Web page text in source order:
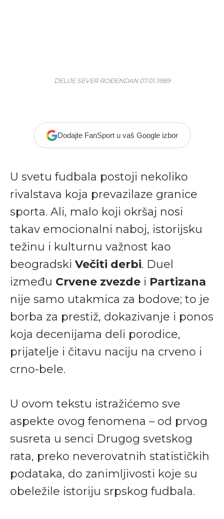
DELIJE SEVER ROĐENDAN 07.01.1989
Dodajte FanSport u vaš Google izbor
U svetu fudbala postoji nekoliko
rivalstava koja prevazilaze granice
sporta. Ali, malo koji okršaj nosi
takav emocionalni naboj, istorijsku
težinu i kulturnu važnost kao
beogradski Večiti derbi. Duel
između Crvene zvezde i Partizana
nije samo utakmica za bodove; to je
borba za prestiž, dokazivanje i ponos
koja decenijama deli porodice,
prijatelje i čitavu naciju na crveno i
crno-bele.
U ovom tekstu istražićemo sve
aspekte ovog fenomena – od prvog
susreta u senci Drugog svetskog
rata, preko neverovatnih statističkih
podataka, do zanimljivosti koje su
obeležile istoriju srpskog fudbala.